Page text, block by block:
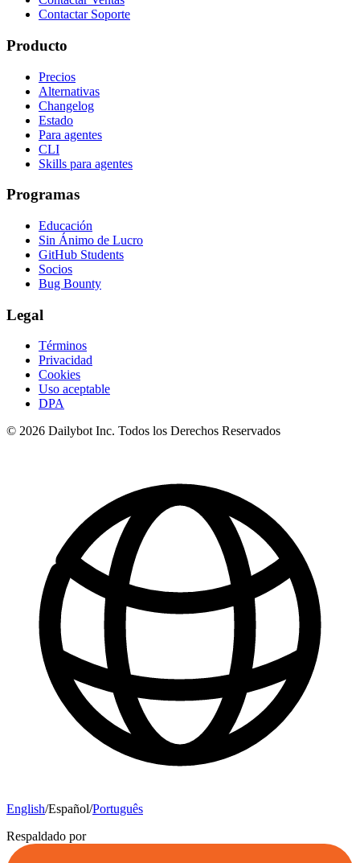
Contactar Soporte
Producto
Precios
Alternativas
Changelog
Estado
Para agentes
CLI
Skills para agentes
Programas
Educación
Sin Ánimo de Lucro
GitHub Students
Socios
Bug Bounty
Legal
Términos
Privacidad
Cookies
Uso aceptable
DPA
© 2026 Dailybot Inc. Todos los Derechos Reservados
English/Español/Português
Respaldado por